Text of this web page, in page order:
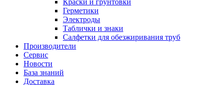
Краски и грунтовки
Герметики
Электроды
Таблички и знаки
Салфетки для обезжиривания труб
Производители
Сервис
Новости
База знаний
Доставка